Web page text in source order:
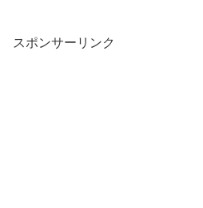
スポンサーリンク